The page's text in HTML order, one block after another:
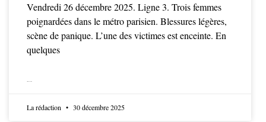
Vendredi 26 décembre 2025. Ligne 3. Trois femmes
poignardées dans le métro parisien. Blessures légères,
scène de panique. L’une des victimes est enceinte. En
quelques
La rédaction 30 décembre 2025